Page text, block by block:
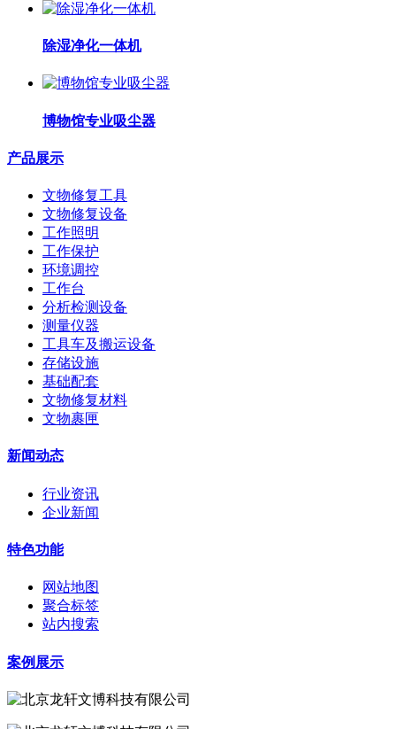
除湿净化一体机
博物馆专业吸尘器
产品展示
文物修复工具
文物修复设备
工作照明
工作保护
环境调控
工作台
分析检测设备
测量仪器
工具车及搬运设备
存储设施
基础配套
文物修复材料
文物裹匣
新闻动态
行业资讯
企业新闻
特色功能
网站地图
聚合标签
站内搜索
案例展示